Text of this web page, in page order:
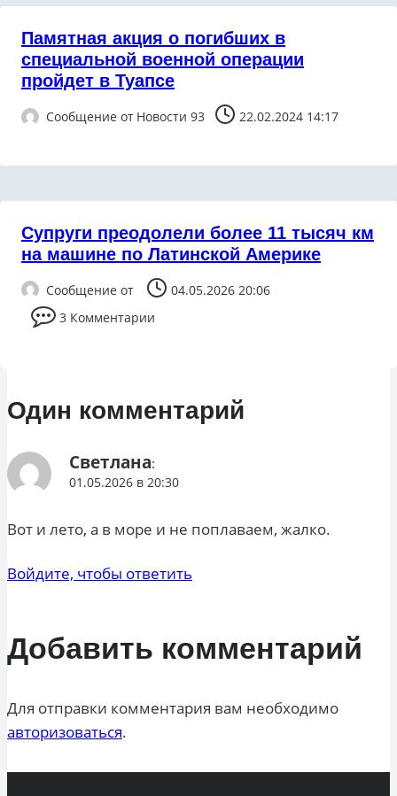
Памятная акция о погибших в
специальной военной операции
пройдет в Туапсе
Сообщение от Новости 93 22.02.2024 14:17
Супруги преодолели более 11 тысяч км
на машине по Латинской Америке
Сообщение от
04.05.2026 20:06
3 Комментарии
Один комментарий
Светлана:
01.05.2026 в 20:30
Вот и лето, а в море и не поплаваем, жалко.
Войдите, чтобы ответить
Добавить комментарий
Для отправки комментария вам необходимо
авторизоваться.